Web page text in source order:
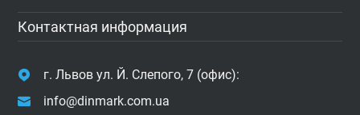
Контактная информация
г. Львов ул. Й. Слепого, 7 (офис):
info@dinmark.com.ua